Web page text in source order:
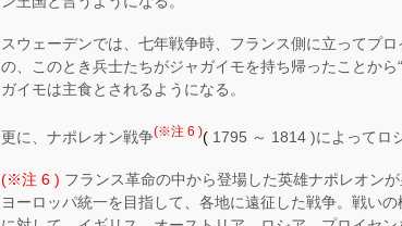
スウェーデンでは、七年戦争時、フランス側に立ってプ
の、このとき兵士たちがジャガイモを持ち帰ったことか
ガイモは主食とされるようになる。
更に、ナポレオン戦争(※注 6 )( 1795 ～ 1814 )によってロ
(※注 6 ) フランス革命の中から登場した英雄ナポレオン
ヨーロッパ統一を目指して、各地に遠征した戦争。戦い